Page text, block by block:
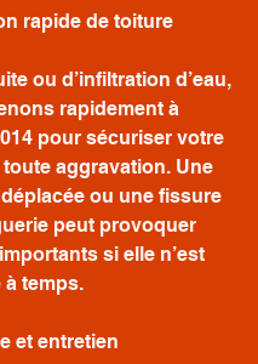
rapide de toiture
ou d’infiltration d’eau,
rapidement à
pour sécuriser votre
aggravation. Une
ou une fissure
peut provoquer
si elle n’est
à temps.
et entretien